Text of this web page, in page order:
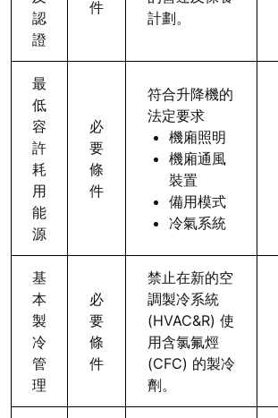
認
證
件
計劃。
最
低
容
許
耗
用
能
源
必
要
條
件
符合升降機的
法定要求
機廂照明
機廂通風
裝置
備用模式
冷氣系統
基
本
製
冷
管
理
必
要
條
件
禁止在新的空
調製冷系統
(HVAC&R) 使
用含氯氟烴
(CFC) 的製冷
劑。